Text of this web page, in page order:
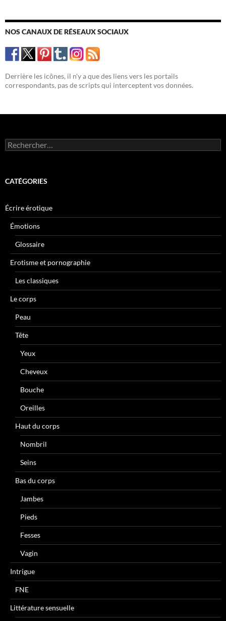
NOS CANAUX DE RÉSEAUX SOCIAUX
Derrière les icônes, il n'y a que des liens vers les portails
correspondants, pas de scripts qui interceptent vos données.
Rechercher :
CATÉGORIES
Écrire érotique
Émotions
Glossaire
Erotisme et pornographie
Les classiques
Le corps
Peau
Tête
Yeux
Cheveux
Bouche
Oreilles
Haut du corps
Nombril
Seins
Bas du corps
Jambes
Pieds
Fesses
Vagin
Intrigue
FNE
Littérature sensuelle